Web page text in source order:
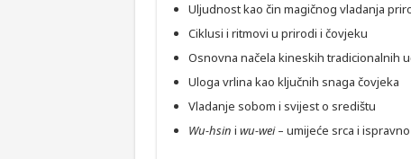
Uljudnost kao čin magičnog vladanja
Ciklusi i ritmovi u prirodi i čovjeku
Osnovna načela kineskih tradicionalnih
Uloga vrlina kao ključnih snaga čovjeka
Vladanje sobom i svijest o središtu
Wu-hsin i wu-wei– umijeće srca i